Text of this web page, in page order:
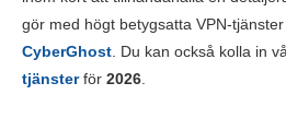
Pålitlighet & support 7.0
gör med högt betygsatta VPN-
CyberGhost . Du kan också kolla in
tjänsterför 2026